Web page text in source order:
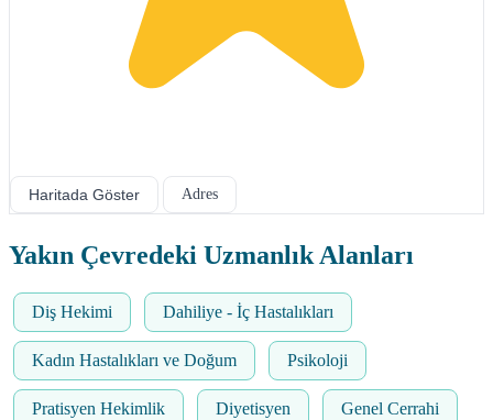
Haritada Göster Adres
Yakın Çevredeki Uzmanlık Alanları
Diş Hekimi Dahiliye - İç Hastalıkları
Kadın Hastalıkları ve Doğum Psikoloji
Pratisyen Hekimlik Diyetisyen Genel Cerrahi